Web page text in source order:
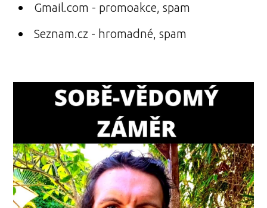
Gmail.com - promoakce, spam
Seznam.cz - hromadné, spam